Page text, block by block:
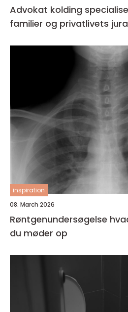
Advokat kolding specialiseret hjælp til
familier og privatlivets jura
inspiration
08. March 2026
Røntgenundersøgelse hvad du skal vide, før
du møder op